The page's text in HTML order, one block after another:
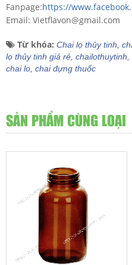
Fanpage:https://
Email: Vietflavon@gmail.com
Từ khóa: Chai lọ thủy tinh,
lọ thủy tinh giá rẻ, chailothuytinh,
chai lo, chai đựng thuốc
SẢN PHẨM CÙNG LOẠI